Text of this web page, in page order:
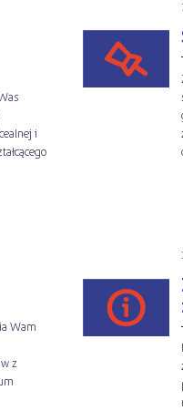
i
Wam
z